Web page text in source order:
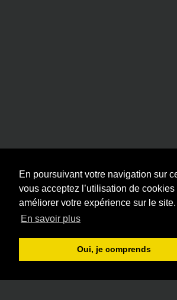
En poursuivant votre navigation sur
vous acceptez l’utilisation de cookies
améliorer votre expérience sur le site.
En savoir plus
Oui, je comprends